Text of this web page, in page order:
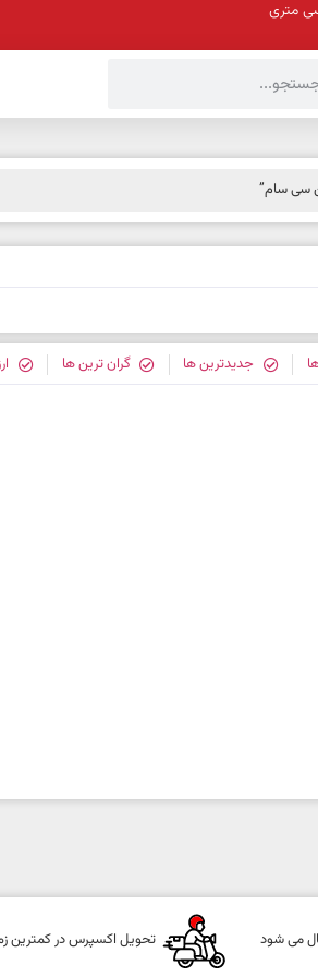
متری
سی سام”
جدیدترین ها گران ترین ها
می شود تحویل اکسپرس در کمترین